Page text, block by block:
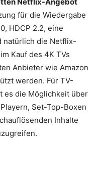
für die Wiedergabe
HDCP 2.2, eine
natürlich die Netflix-
Kauf des 4K TVs
Anbieter wie Amazon
werden. Für TV-
es die Möglichkeit über
Set-Top-Boxen
Inhalte